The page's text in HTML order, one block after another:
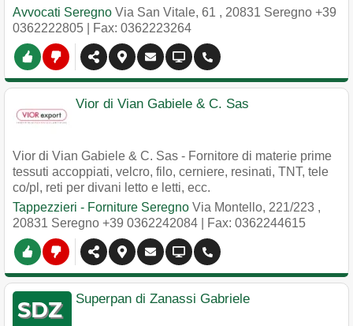
Avvocati Seregno Via San Vitale, 61 , 20831 Seregno +39
0362222805 | Fax: 0362223264
Vior di Vian Gabiele & C. Sas
Vior di Vian Gabiele & C. Sas - Fornitore di materie prime
tessuti accoppiati, velcro, filo, cerniere, resinati, TNT, tele
co/pl, reti per divani letto e letti, ecc.
Tappezzieri - Forniture Seregno Via Montello, 221/223 ,
20831 Seregno +39 0362242084 | Fax: 0362244615
Superpan di Zanassi Gabriele